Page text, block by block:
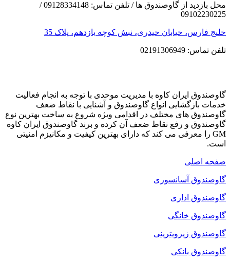
محل بازدید از گاوصندوق ها / تلفن تماس: 09128334148 /
09102230225
خلیج فارس، خیابان حیدری، نبش کوچه یازدهم، پلاک 35
تلفن تماس: 02191306949
گاوصندوق ایران کاوه با مدیریت موحدی با توجه به انجام فعالیت
خدمات بازگشایی انواع گاوصندوق و آشنایی با نقاط ضعف
گاوصندوق های مختلف در اقدامی ویژه شروع به ساخت بهترین نوع
گاوصندوق و رفع نقاط ضعف آن کرده و برند گاوصندوق ایران کاوه
GM را معرفی می کند که دارای بهترین کیفیت و مکانیزم امنیتی
است.
صفحه اصلی
گاوصندوق آسانسوری
گاوصندوق اداری
گاوصندوق خانگی
گاوصندوق زیرویترینی
گاوصندوق بانکی